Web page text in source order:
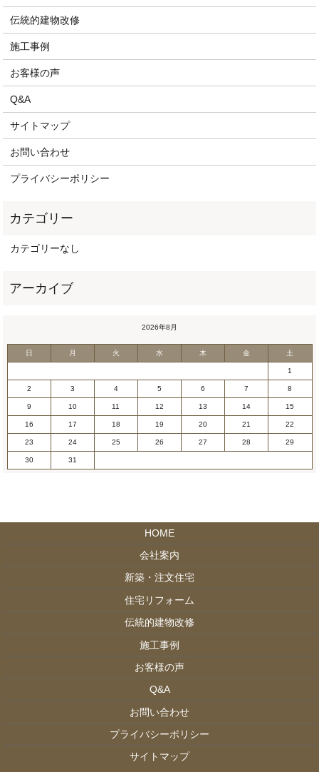
伝統的建物改修
施工事例
お客様の声
Q&A
サイトマップ
お問い合わせ
プライバシーポリシー
カテゴリーなし
2026年8月
日 月 火 水 木 金 土
1
2 3 4 5 6 7 8
9 10 11 12 13 14 15
16 17 18 19 20 21 22
23 24 25 26 27 28 29
30 31
HOME
会社案内
新築・注文住宅
住宅リフォーム
伝統的建物改修
施工事例
お客様の声
Q&A
お問い合わせ
プライバシーポリシー
サイトマップ